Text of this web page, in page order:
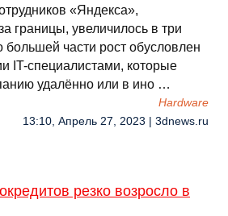
«Яндекса»,
границы, увеличилось в три
части рост обусловлен
IT-специалистами, которые
удалённо или в ино …
Hardware
13:10, Апрель 27, 2023 | 3dnews.ru
резко возросло в